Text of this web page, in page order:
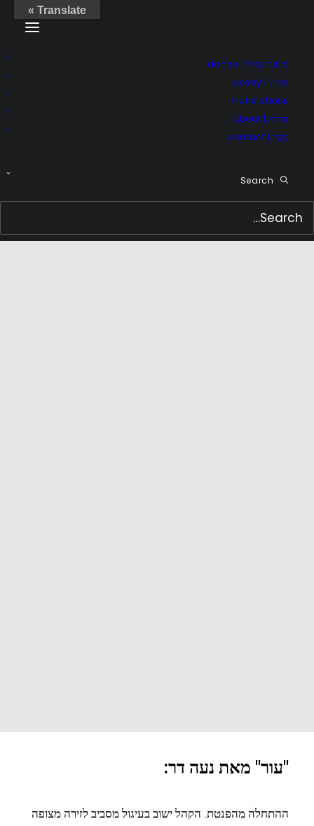
סִיעוּרֵי מָחוֹל | dance
שִׁירָה | poetry
translations
אוֹדוֹת | about
קֶשֶׁר | contact
Search
"עור" מאת נעה דר:
ההתחלה מהפנטת. הקהל ישוב בעיגול מסביב לזירה מצופה
Translate »